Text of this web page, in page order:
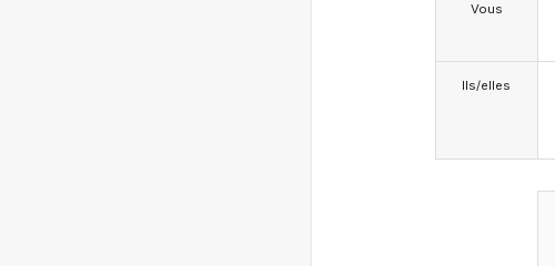
Vous
Ils/elles